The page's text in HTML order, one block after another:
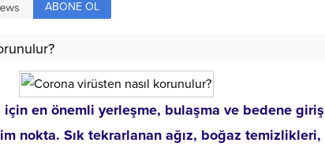
ABONE OL
en önemli yerleşme, bulaşma ve bedene
nokta. Sık tekrarlanan ağız, boğaz